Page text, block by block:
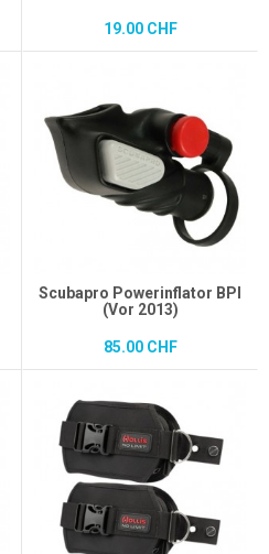
19.00 CHF
Scubapro Powerinflator BPI
(Vor 2013)
85.00 CHF